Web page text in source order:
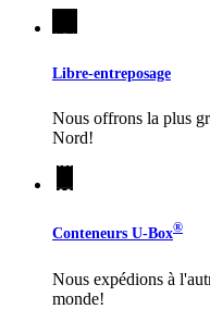
Libre-entreposage
Nous offrons la plus
Nord!
Conteneurs U-Box®
Nous expédions à
monde!